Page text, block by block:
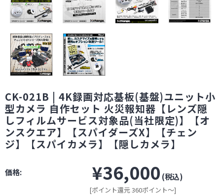
CK-021B | 4K録画対応基板(基盤)ユニット小
型カメラ 自作セット 火災報知器【レンズ隠
しフィルムサービス対象品(当社限定)】【オ
ンスクエア】【スパイダーズX】【チェン
ジ】【スパイカメラ】【隠しカメラ】
価格: ¥36,000 (税込)
[ポイント還元 360ポイント～]